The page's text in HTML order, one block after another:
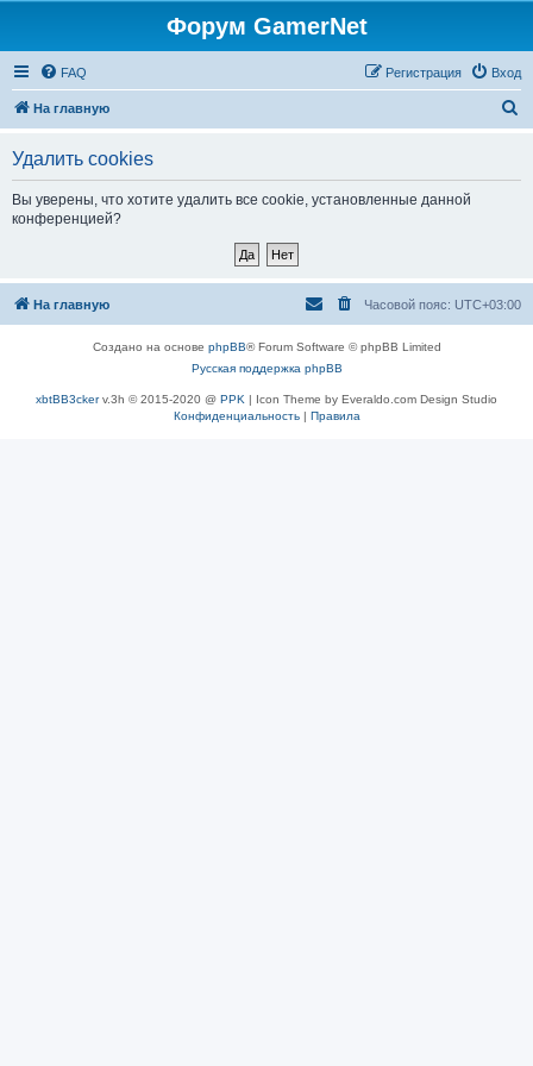
Форум GamerNet
FAQ Вход
Регистрация
На главную
Удалить cookies
Вы уверены, что хотите удалить все cookie, установленные данной
конференцией?
На главную Часовой пояс: UTC+03:00
Создано на основе phpBB® Forum Software © phpBB Limited
Русская поддержка phpBB
xbtBB3ckerv.3h © 2015-2020 @ PPK | Icon Theme by Everaldo.com Design Studio
Конфиденциальность| Правила